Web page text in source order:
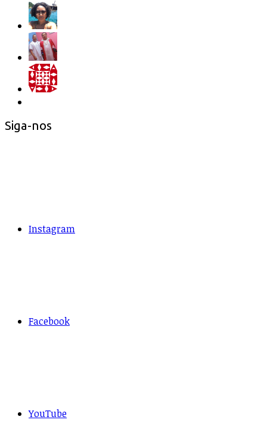
Siga-nos
Instagram
Facebook
YouTube